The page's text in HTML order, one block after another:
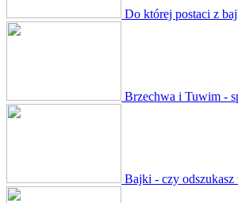
Do której postaci z
Brzechwa i Tuwim -
Bajki - czy